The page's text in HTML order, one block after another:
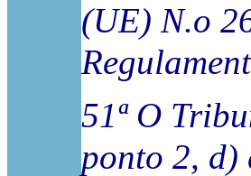
(UE) N.o
51ª O
ponto 2, d)